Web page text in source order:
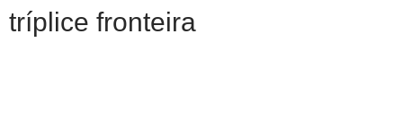
tríplice fronteira